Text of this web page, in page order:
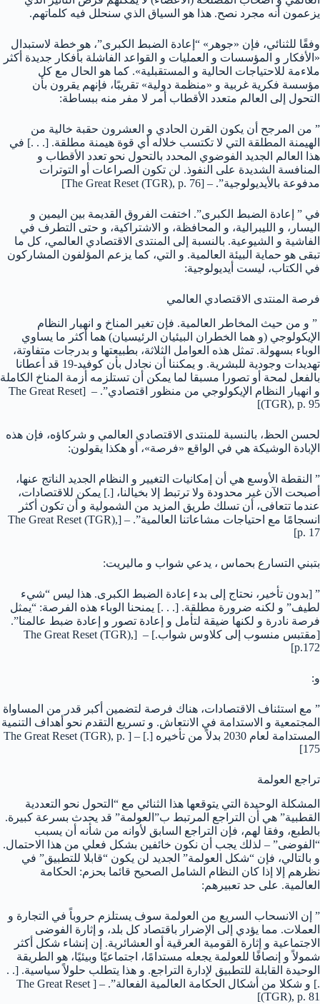
يزعمون أنه مجرد نصح. هذا هو السياق الذي سنحلل فيه كلماتهم.
وفقًا للثنائي، فإن «جوهر» “إعادة الضبط الكبرى”، هو خطة لاستبدال
«الأفكار و المؤسسات و العمليات و القواعد الفاشلة بأفكار جديدة أكثر
ملاءمة للاحتياجات الحالية و المستقبلية». كما هو الحال مع كل
مؤسسة فكرية غربية و «منظمة دولية» تقريبًا، فإنهم يقرون بأن
التحول إلى العالم متعدد الأقطاب أمر لا مفر منه ببساطة:
” من المرجح أن يكون القرن الحادي و العشرون حقبة خالية من
الهيمنة المطلقة التي لا تكتسب خلاله أي قوة هيمنة مطلقة. [. . .] في
هذا العالم الجديد الفوضوي المحدد بالتحول نحو تعدد الأقطاب و
المنافسة الشديدة على النفوذ. لن تكون الصراعات أو التوترات
مدفوعة بالأيديولوجية”. – [The Great Reset (TGR), p. 76]
في ” إعادة الضبط الكبرى”. اختفت الفروق القديمة بين اليمين و
اليسار، و الليبرالية، و المحافظة، و الاشتراكية، و حتى التطرف في
الفاشية و الشيوعية. بالنسبة إلى المنتدى الاقتصادي العالمي، كل ما
تبقى هو حماية البيئة العالمية. و التي، كما يزعم المؤلفون المشاركون
في الكتاب، ليست أيديولوجية:
فرصة المنتدى الاقتصادي العالمي
” و من حيث المخاطر العالمية. فإن تغير المناخ و انهيار النظام
الإيكولوجي (و هما الخطران البيئيان الرئيسيان) هما أكثر ما يساوي
الوباء بسهولة. تمثل هذه العوامل الثلاثة، بطبيعتها و بدرجات متفاوتة،
تهديدات وجودية للبشرية. و يمكننا أن نجادل بأن كوفيد-19 قد أعطانا
بالفعل لمحة أو تصورا مسبقا لما يمكن أن تستلزمه أزمة المناخ الكاملة
و انهيار النظام الإيكولوجي من منظور اقتصادي”. – [The Great Reset
(TGR), p. 95]
لحسن الحظ، بالنسبة للمنتدى الاقتصادي العالمي و شركاؤه، فإن هذه
الإبادة الوشيكة هي في الواقع «فرصة»، أو هكذا يقولون:
” النقطة الأوسع هي أن إمكانيات التغيير و النظام الجديد الناتج عنها،
أصبحت الآن غير محدودة ولا ترتبط إلا بخيالنا، [.] يمكن للاقتصادات،
عندما تتعافى، أن تسلك طريق المزيد من الشمولية و أن تكون أكثر
انسجامًا مع احتياجات مشاعاتنا العالمية”. – [The Great Reset (TGR),
p. 17]
بتبني التسارع بحماس ، يدعي شواب و ماليريت:
” [بدون تأخير، نحتاج إلى بدء إعادة الضبط الكبرى. هذا ليس “شيء
لطيف” و لكنه ضرورة مطلقة. [. . .] يمنحنا الوباء هذه الفرصة: “يمثل
فرصة نادرة و لكنها ضيقة لتأمل و إعادة تصور و إعادة ضبط عالمنا”.
[مقتبس منسوب إلى كلاوس شواب.] – [The Great Reset (TGR),
p.172]
و:
” مع استئناف الاقتصادات، هناك فرصة لتضمين أكبر قدر من المساواة
المجتمعية و الاستدامة في الانتعاش. و تسريع التقدم نحو أهداف التنمية
المستدامة لعام 2030 بدلاً من تأخيره [.] – [ The Great Reset (TGR), p.
175]
تراجع العولمة
المشكلة الوحيدة التي يتوقعها هذا الثنائي مع “التحول نحو التعددية
القطبية” هي أن التراجع المرتبط ب”العولمة” قد يحدث بسرعة كبيرة.
بالطبع، وفقا لهم، فإن التراجع السابق لأوانه من شأنه أن يسبب
“الفوضى” – لذلك يجب أن نكون خائفين بشكل فعلي من هذا الاحتمال.
و بالتالي، فإن “شكل العولمة” الجديد لن يكون “قابلا للتطبيق” في
نظرهم إلا إذا كان النظام الشامل الصحيح قائما بحزم: الحكامة
العالمية. على حد تعبيرهم:
” إن الانسحاب السريع من العولمة سوف يستلزم حروباً في التجارة و
العملات. مما يؤدي إلى الإضرار باقتصاد كل بلد، و إثارة الفوضى
الاجتماعية و إثارة القومية العرقية أو العشائرية. إن إنشاء شكل أكثر
شمولاً و إنصافًا للعولمة يجعله مستدامًا، اجتماعيًا وبيئيًا، هو الطريقة
الوحيدة القابلة للتطبيق لإدارة التراجع. و هذا يتطلب حلولاً سياسية. [. .
.] و شكلا من أشكال الحكامة العالمية الفعالة”. – [ The Great Reset
(TGR), p. 81]